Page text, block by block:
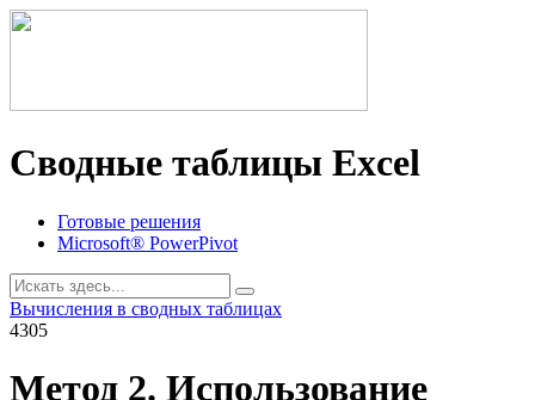
Сводные таблицы Excel
Готовые решения
Microsoft® PowerPivot
Вычисления в сводных таблицах
4305
Метод 2. Использование